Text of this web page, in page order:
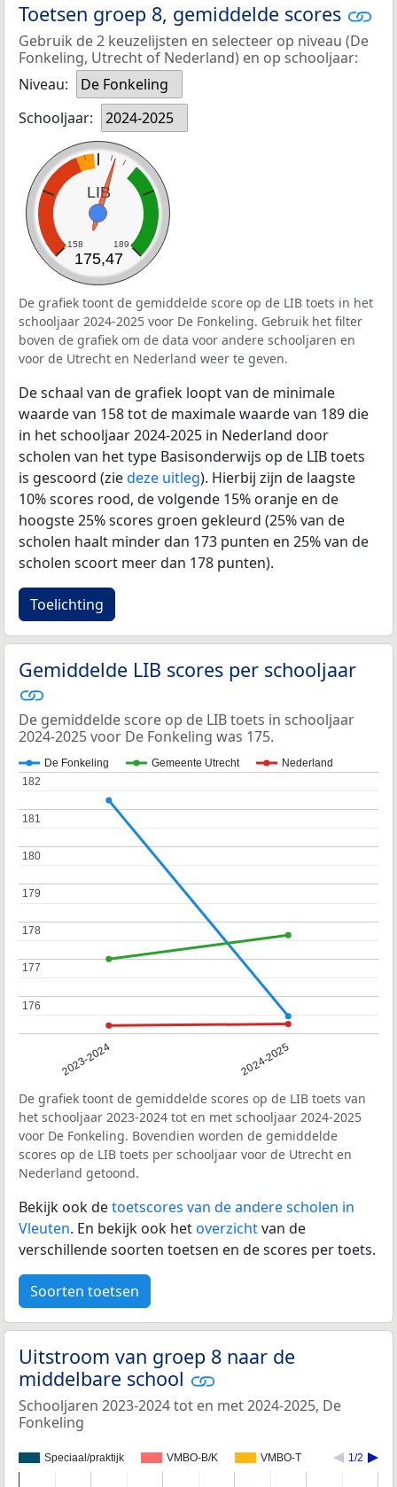
Toetsen groep 8, gemiddelde scores
Gebruik de 2 keuzelijsten en selecteer op niveau (De
Fonkeling, Utrecht of Nederland) en op schooljaar:
Niveau:
De Fonkeling
Schooljaar:
2024-2025
LIB
158 189
175,47
De grafiek toont de gemiddelde score op de LIB toets in het
schooljaar 2024-2025 voor De Fonkeling. Gebruik het filter
boven de grafiek om de data voor andere schooljaren en
voor de Utrecht en Nederland weer te geven.
De schaal van de grafiek loopt van de minimale
waarde van 158 tot de maximale waarde van 189 die
in het schooljaar 2024-2025 in Nederland door
scholen van het type Basisonderwijs op de LIB toets
is gescoord (ziedeze uitleg). Hierbij zijn de laagste
10% scores rood, de volgende 15% oranje en de
hoogste 25% scores groen gekleurd (25% van de
scholen haalt minder dan 173 punten en 25% van de
scholen scoort meer dan 178 punten).
Toelichting
Gemiddelde LIB scores per schooljaar
De gemiddelde score op de LIB toets in schooljaar
2024-2025 voor De Fonkeling was 175.
De Fonkeling Gemeente Utrecht Nederland
2023-2024 2024-2025
176
176
177
177
178
178
179
179
180
180
181
181
182
182
De grafiek toont de gemiddelde scores op de LIB toets van
het schooljaar 2023-2024 tot en met schooljaar 2024-2025
voor De Fonkeling. Bovendien worden de gemiddelde
scores op de LIB toets per schooljaar voor de Utrecht en
Nederland getoond.
Bekijk ook detoetscores van de andere scholen in
Vleuten. En bekijk ook hetoverzichtvan de
verschillende soorten toetsen en de scores per toets.
Soorten toetsen
Uitstroom van groep 8 naar de
middelbare school
Schooljaren 2023-2024 tot en met 2024-2025, De
Fonkeling
Speciaal/praktijk VMBO-B/K VMBO-T 1/2